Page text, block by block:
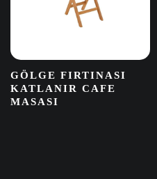
GÖLGE FIRTINASI
KATLANIR CAFE
MASASI